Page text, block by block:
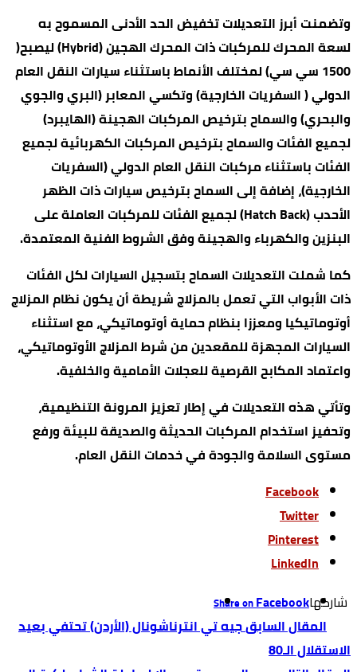
وتضمنت أبرز التعديلات تخفيض الحد الأدنى المسموح به
لسعة المحرك للمركبات ذات المحرك الهجين (Hybrid) ليصبح(
1500 سي سي) لمختلف الأنماط باستثناء سيارات النقل العام
الدولي ( السفريات الخارجية) وتكسي المعابر (البري والجوي
والبحري) والسماح بترخيص المركبات الهجينة (الهايبرد)
لجميع الفئات والسماح بترخيص المركبات الكهربائية لجميع
الفئات باستثناء مركبات النقل العام الدولي (السفريات
الخارجية)، إضافة إلى السماح بترخيص سيارات ذات الظهر
الأحدب (Hatch Back) لجميع الفئات للمركبات العاملة على
البنزين والكهرباء والهجينة وفق الشروط الفنية المعتمدة.
كما شملت التعديلات السماح بتسجيل السيارات لكل الفئات
ذات الأبواب التي تعمل بالمزلاج شريطة أن يكون نظام المزلاج
أوتوماتيكيا ومعززا بنظام حماية أوتوماتيكي، مع استثناء
السيارات المجهزة للمقعدين من شرط المزلاج الأوتوماتيكي،
واعتماد المكابح القرصية للعجلات الأمامية والخلفية.
وتأتي هذه التعديلات في إطار تعزيز المرونة التنظيمية،
وتحفيز استخدام المركبات الحديثة والصديقة للبيئة ورفع
مستوى السلامة والجودة في خدمات النقل العام.
Facebook
Twitter
Pinterest
LinkedIn
‫‫ شاركها‬
Share onFacebook
جيه تي انترناشونال (الأردن) تحتفي بعيد
الاستقلال الـ80